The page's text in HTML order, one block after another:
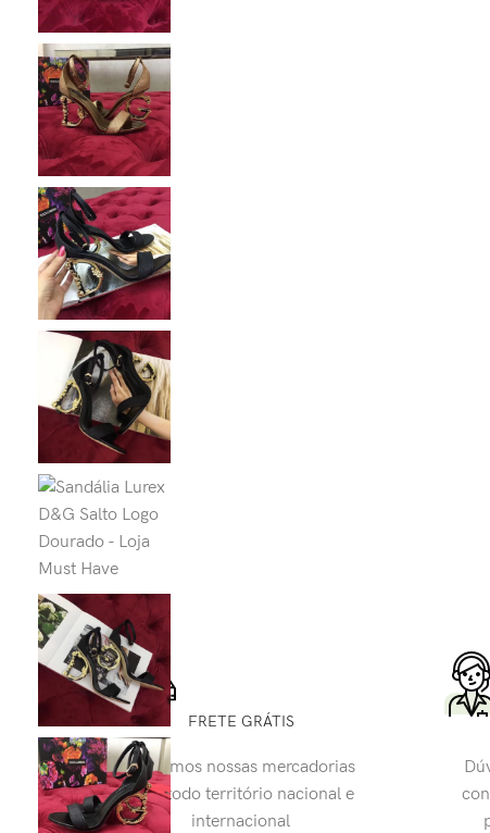
FRETE GRÁTIS
Enviamos nossas mercadorias
para todo território nacional e
internacional